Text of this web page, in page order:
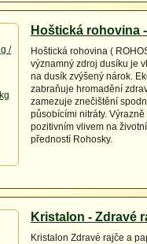
Hoštická rohovina
Hoštická rohovina (
významný zdroj dusíku je
na dusík zvýšený nárok.
zabraňuje hromadění
zamezuje znečištění
působícími nitráty.
pozitivním vlivem na
předností Rohosky.
Kristalon - Zdravé
Kristalon Zdravé rajče a